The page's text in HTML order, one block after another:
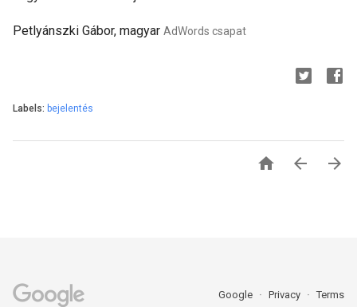
Petlyánszki Gábor, magyar AdWords csapat
Labels: bejelentés
  
Google Privacy Terms